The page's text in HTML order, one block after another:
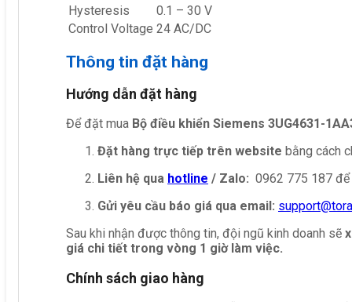
Hysteresis
0.1 – 30 V
Control Voltage 24 AC/DC
Thông tin đặt hàng
Hướng dẫn đặt hàng
Để đặt mua Bộ điều khiển Siemens 3UG4631-
Đặt hàng trực tiếp trên website bằng cách
Liên hệ qua hotline / Zalo: 0962 775 187
Gửi yêu cầu báo giá qua email:
Sau khi nhận được thông tin, đội ngũ kinh doanh sẽ
giá chi tiết trong vòng 1 giờ làm việc.
Chính sách giao hàng